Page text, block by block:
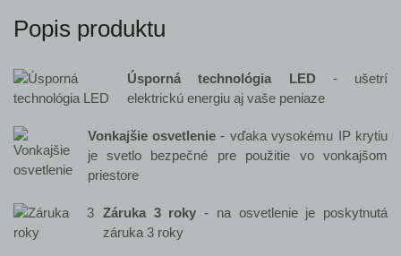
Popis produktu
Úsporná technológia LED - ušetrí
elektrickú energiu aj vaše peniaze
Vonkajšie osvetlenie- vďaka vysokému IP krytiu
je svetlo bezpečné pre použitie vo vonkajšom
priestore
Záruka 3 roky - na osvetlenie je poskytnutá
záruka 3 roky